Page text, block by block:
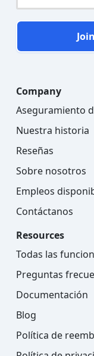
Company
Aseguramiento
Nuestra historia
Reseñas
Sobre nosotros
Empleos
Contáctanos
Resources
Todas las
Preguntas
Documentación
Blog
Política de